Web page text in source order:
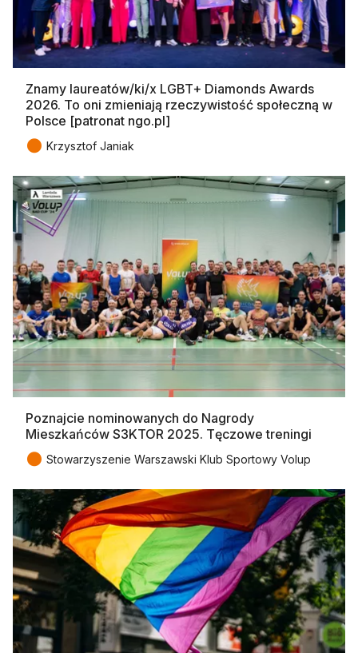
Znamy laureatów/ki/x LGBT+ Diamonds Awards
2026. To oni zmieniają rzeczywistość społeczną w
Polsce [patronat ngo.pl]
● Krzysztof Janiak
Poznajcie nominowanych do Nagrody
Mieszkańców S3KTOR 2025. Tęczowe treningi
● Stowarzyszenie Warszawski Klub Sportowy Volup